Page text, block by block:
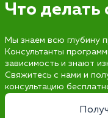
Что делать
Мы знаем всю глубину
Консультанты
зависимость и знают
Свяжитесь с нами и
консультацию